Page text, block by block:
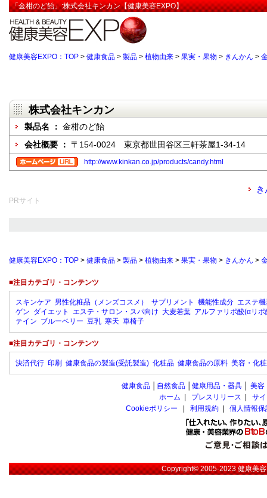
「金柑のど飴」:株式会社キンカン【健康美容EXPO】
健康美容EXPO：TOP > 健康食品 > 製品 > 植物由来 > 果実・果物 > きんかん >
株式会社キンカン
製品名 ： 金柑のど飴
会社概要 ： 〒154-0024 東京都世田谷区三軒茶屋1-34-14
http://www.kinkan.co.jp/products/candy.html
PRサイト
健康美容EXPO：TOP > 健康食品 > 製品 > 植物由来 > 果実・果物 > きんかん >
■注目カテゴリ・コンテンツ
スキンケア 男性化粧品（メンズコスメ） サプリメント 機能性成分 エステ
ゲン ダイエット エステ・サロン・スパ向け 大麦若葉 アルファリポ酸(αリポ
テイン ブルーベリー 豆乳 寒天 車椅子
■注目カテゴリ・コンテンツ
決済代行 印刷 健康食品の製造(受託製造) 化粧品 健康食品の原料 美容・化
健康食品 自然食品 健康用品・器具 美容
ホーム
プレスリリース
サ
Cookieポリシー
利用規約 個人情報
Copyright© 2005-2023健康美